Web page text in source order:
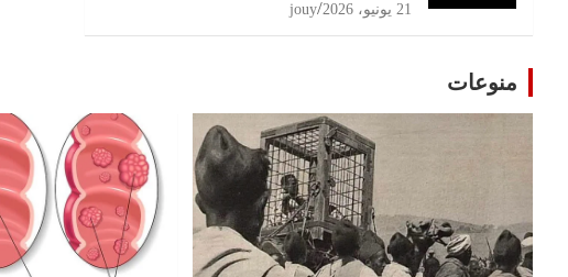
21 يونيو، 2026 jouy
منوعات